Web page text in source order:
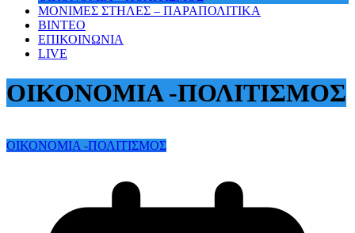
ΜΟΝΙΜΕΣ ΣΤΗΛΕΣ – ΠΑΡΑΠΟΛΙΤΙΚΑ
ΒΙΝΤΕΟ
ΕΠΙΚΟΙΝΩΝΙΑ
LIVE
ΟΙΚΟΝΟΜΙΑ -ΠΟΛΙΤΙΣΜΟΣ
ΟΙΚΟΝΟΜΙΑ -ΠΟΛΙΤΙΣΜΟΣ